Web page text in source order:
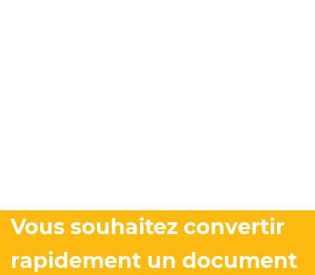
Vous souhaitez convertir
rapidement un document